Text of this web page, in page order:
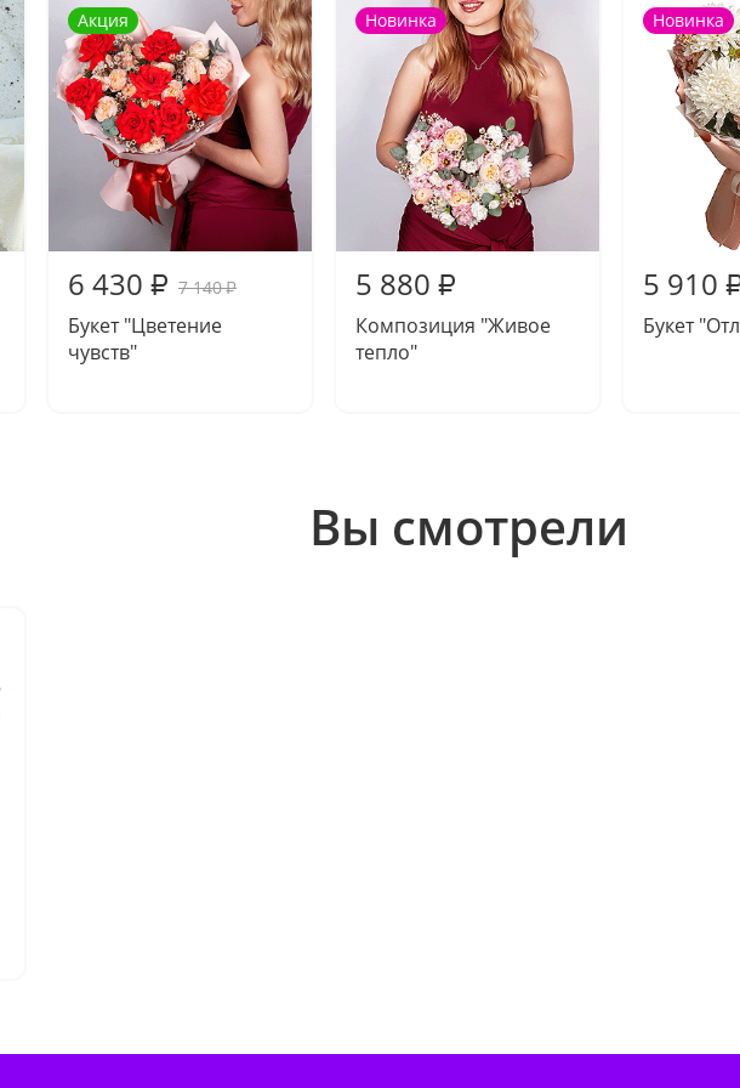
Акция
6 430 ₽ 7 140₽
Букет "Цветение
чувств"
Новинка
5 880 ₽
Композиция "Живое
тепло"
Новинка
5 910
Букет
Вы смотрели